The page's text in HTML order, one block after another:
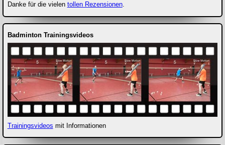
Danke für die vielen tollen Rezensionen.
Badminton Trainingsvideos
Trainingsvideos mit Informationen